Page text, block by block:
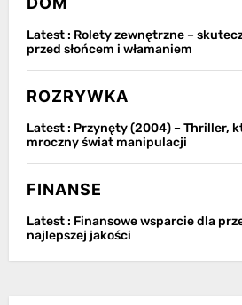
Latest : Rolety zewnętrzne –
przed słońcem i włamaniem
ROZRYWKA
Latest : Przynęty (2004) – Thriller,
mroczny świat manipulacji
FINANSE
Latest : Finansowe wsparcie dla
najlepszej jakości